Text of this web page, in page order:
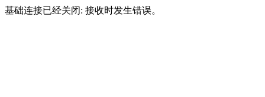
基础连接已经关闭: 接收时发生错误。